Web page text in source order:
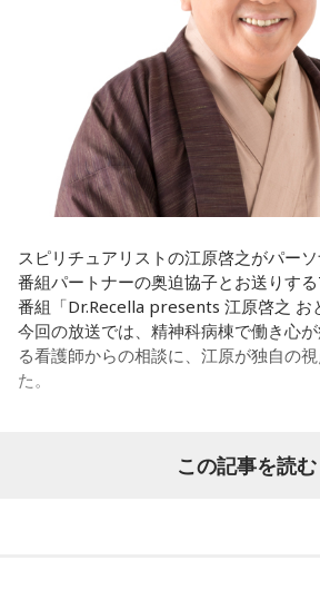
から1にするときに、心のなかで薪をく
く。そして、風が吹いてめちゃめちゃ
そういったものを絶やさずに「自分だ
みたいな気持ちと、私がお家で音楽を作
の……“色”かな？ その色がすごく一致し
で、今回はアニメのエンディングテー
もらったんですけど、結構パーソナル
りました。
遠山：自分自身の内面をすごく辿って
ね？
ほのか：はい。私は「自分自身を分かっ
持ちで作品を作っていて、もしかしたら
ときって、自分自身を分かってみたい
なと思って、そういう曲を作りました。
江原：私はね、ちょっと意外なことを
ど、「体力」だと思います。やっぱり
く寝る。で、やっぱり看護師さんって
とかね。いろいろとシフトがあるから
ンを持っていくのがとっても大変だと
これ、ばかにならなくて、私、いつも
ュアルというものは、いつも同じく同
と言っているんです。昔から「健全な
それは、例えばご病気の方とかはダメ
差別しているわけではなくてね。私達、
いと心のコンディションも良くなりま
足のときってちょっとネガティブにな
ちょっと欠けちゃったりね。
てすごく大事なんですよね。だから、
発揮したいと思う場合には、フィジカ
スピリチュアリストの江原啓之がパーソ
番組パートナーの奥迫協子とお送りす
番組「Dr.Recella presents 江原啓之 お
今回の放送では、精神科病棟で働き心
る看護師からの相談に、江原が独自の
た。
この記事を読む